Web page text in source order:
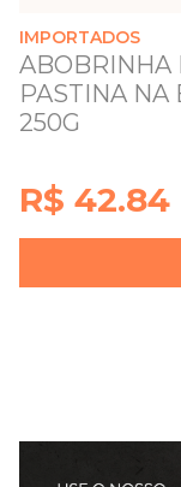
IMPORTADOS
ABOBRINHA
PASTINA NA
250G
R$ 42.84